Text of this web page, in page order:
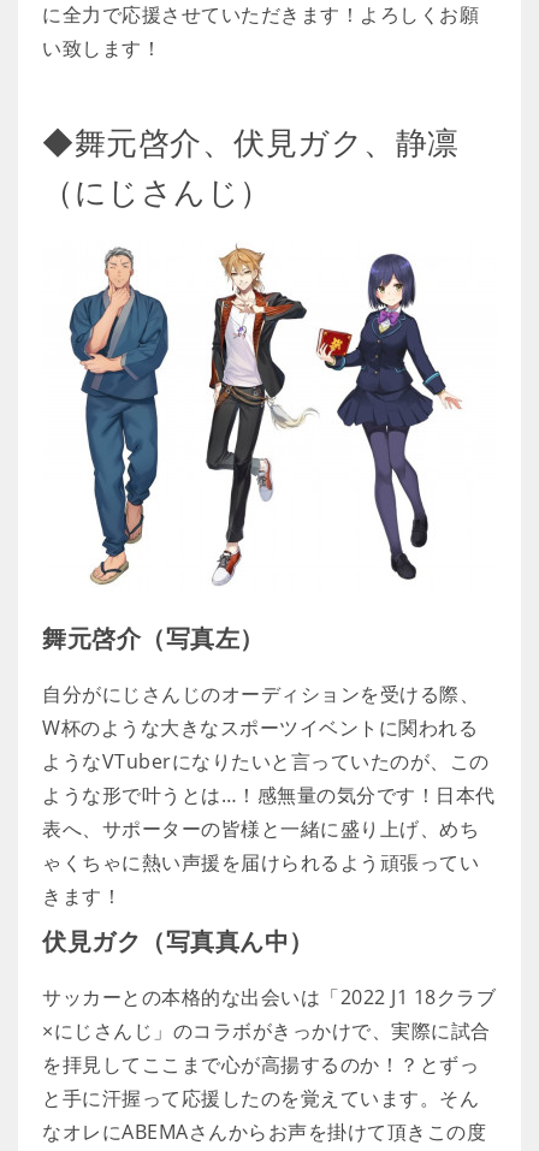
に全力で応援させていただきます！よろしくお願
い致します！
◆舞元啓介、伏見ガク、静凛
（にじさんじ）
舞元啓介（写真左）
自分がにじさんじのオーディションを受ける際、
W杯のような大きなスポーツイベントに関われる
ようなVTuberになりたいと言っていたのが、この
ような形で叶うとは…！感無量の気分です！日本代
表へ、サポーターの皆様と一緒に盛り上げ、めち
ゃくちゃに熱い声援を届けられるよう頑張ってい
きます！
伏見ガク（写真真ん中）
サッカーとの本格的な出会いは「2022 J1 18クラブ
×にじさんじ」のコラボがきっかけで、実際に試合
を拝見してここまで心が高揚するのか！？とずっ
と手に汗握って応援したのを覚えています。そん
なオレにABEMAさんからお声を掛けて頂きこの度